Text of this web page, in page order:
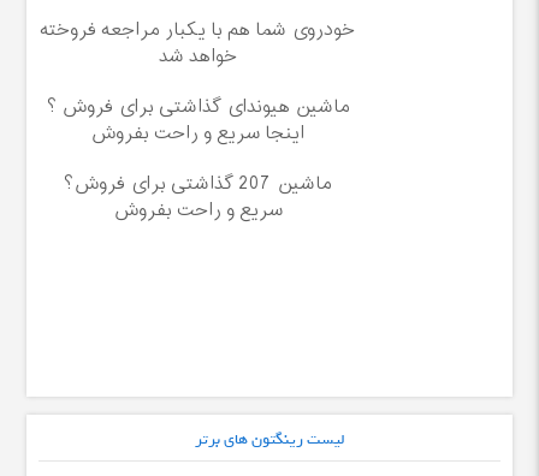
خودروی شما هم با یکبار مراجعه فروخته
خواهد شد
ماشین هیوندای گذاشتی برای فروش ؟
اینجا سریع و راحت بفروش
ماشین 207 گذاشتی برای فروش؟
سریع و راحت بفروش
لیست رینگتون های برتر